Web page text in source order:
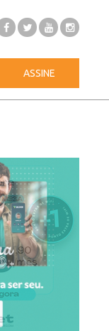
ASSINE